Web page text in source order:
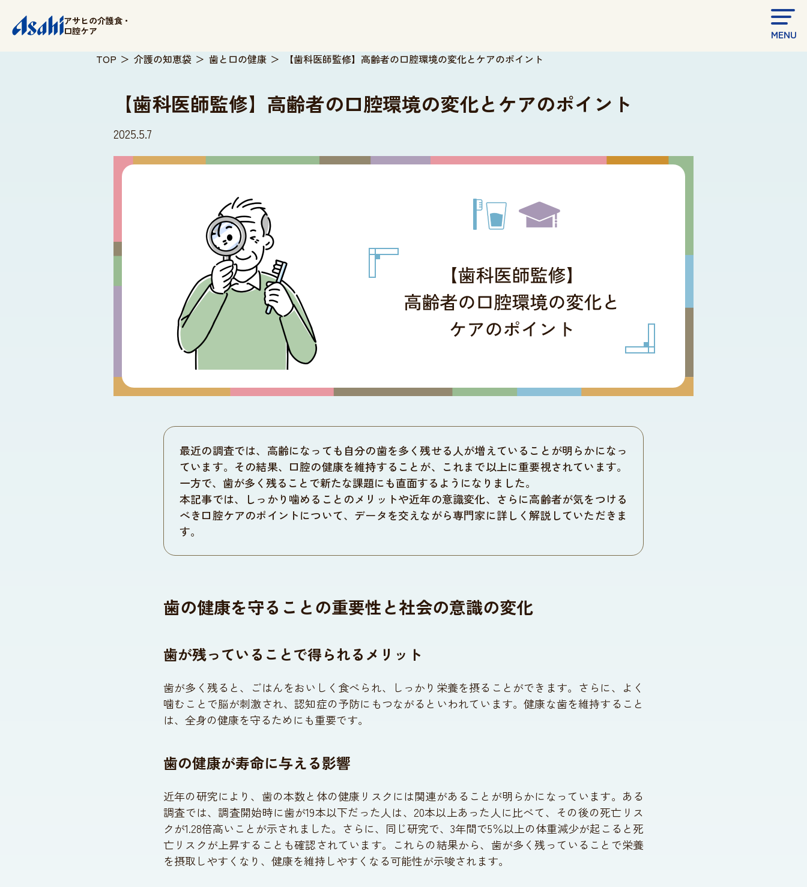
アサヒの介護食・
口腔ケア
MENU
かんたんショッピング
TOP 介護の知恵袋 歯と口の健康 【歯科医師監修】高齢者の口腔環境の変化とケアのポイント
【歯科医師監修】高齢者の口腔環境の変化とケアのポイント
2025.5.7
最近の調査では、高齢になっても自分の歯を多く残せる人が増えていることが明らかになっ
ています。その結果、口腔の健康を維持することが、これまで以上に重要視されています。
一方で、歯が多く残ることで新たな課題にも直面するようになりました。
本記事では、しっかり噛めることのメリットや近年の意識変化、さらに高齢者が気をつける
べき口腔ケアのポイントについて、データを交えながら専門家に詳しく解説していただきま
す。
歯の健康を守ることの重要性と社会の意識の変化
歯が残っていることで得られるメリット
歯が多く残ると、ごはんをおいしく食べられ、しっかり栄養を摂ることができます。さらに、よく
噛むことで脳が刺激され、認知症の予防にもつながるといわれています。健康な歯を維持すること
は、全身の健康を守るためにも重要です。
歯の健康が寿命に与える影響
近年の研究により、歯の本数と体の健康リスクには関連があることが明らかになっています。ある
調査では、調査開始時に歯が19本以下だった人は、20本以上あった人に比べて、その後の死亡リス
クが1.28倍高いことが示されました。さらに、同じ研究で、3年間で5％以上の体重減少が起こると死
亡リスクが上昇することも確認されています。これらの結果から、歯が多く残っていることで栄養
を摂取しやすくなり、健康を維持しやすくなる可能性が示唆されます。